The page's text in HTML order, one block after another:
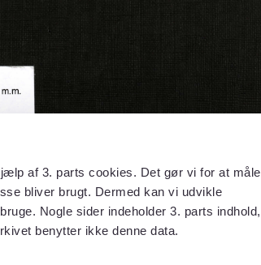
af 3. parts cookies. Det gør vi for at måle
bliver brugt. Dermed kan vi udvikle
Nogle sider indeholder 3. parts indhold,
benytter ikke denne data.